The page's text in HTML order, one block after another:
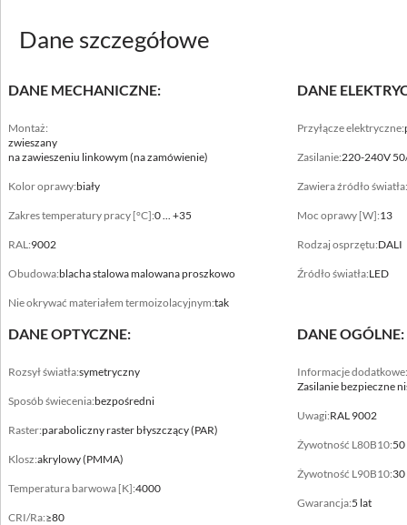
Dane szczegółowe
DANE MECHANICZNE:
Montaż:
zwieszany
na zawieszeniu linkowym (na zamówienie)
Kolor oprawy:biały
Zakres temperatury pracy [°C]:0 ... +35
RAL:9002
Obudowa:blacha stalowa malowana proszkowo
Nie okrywać materiałem termoizolacyjnym:tak
DANE
Przyłącze elektryczne:
Zasilanie:220-240V
Zawiera źródło światła:
Moc oprawy [W]:13
Rodzaj osprzętu:DALI
Źródło światła:LED
DANE OPTYCZNE:
Rozsył światła:symetryczny
Sposób świecenia:bezpośredni
Raster:paraboliczny raster błyszczący (PAR)
Klosz:akrylowy (PMMA)
Temperatura barwowa [K]:4000
CRI/Ra:≥80
DANE OGÓLNE:
Informacje dodatkowe:
Zasilanie bezpieczne
Uwagi:RAL 9002
Żywotność L80B10:
Żywotność L90B10:
Gwarancja:5 lat
Dane mechaniczne
Montaż
bezpośrednio na konstrukcji sufitu
Kolor oprawy
Zakres temperatury pracy [°C]
RAL